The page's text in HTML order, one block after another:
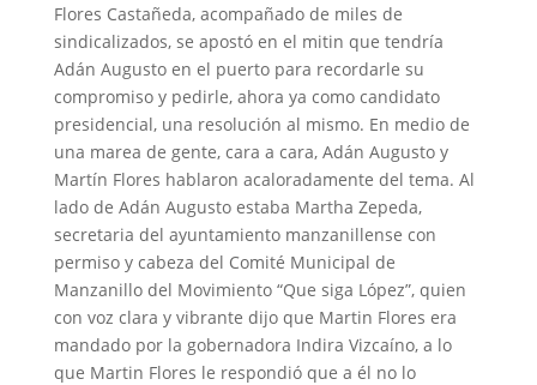
Flores Castañeda, acompañado de miles de
sindicalizados, se apostó en el mitin que tendría
Adán Augusto en el puerto para recordarle su
compromiso y pedirle, ahora ya como candidato
presidencial, una resolución al mismo. En medio de
una marea de gente, cara a cara, Adán Augusto y
Martín Flores hablaron acaloradamente del tema. Al
lado de Adán Augusto estaba Martha Zepeda,
secretaria del ayuntamiento manzanillense con
permiso y cabeza del Comité Municipal de
Manzanillo del Movimiento “Que siga López”, quien
con voz clara y vibrante dijo que Martin Flores era
mandado por la gobernadora Indira Vizcaíno, a lo
que Martin Flores le respondió que a él no lo